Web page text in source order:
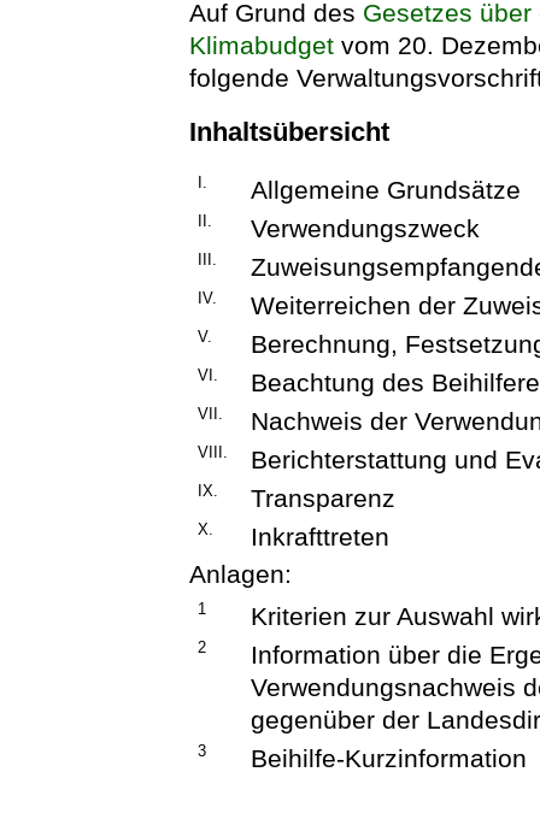
Auf Grund des Gesetzes
Klimabudget vom 20.
folgende
Inhaltsübersicht
I. Allgemeine Grundsätze
II. Verwendungszweck
III.
IV. Weiterreichen der
V. Berechnung,
VI. Beachtung des
VII. Nachweis der
VIII. Berichterstattung und
IX. Transparenz
X.
Inkrafttreten
Anlagen:
1 Kriterien zur Auswahl
2
Information über die
Verwendungsnachweis
gegenüber der
3 Beihilfe-Kurzinformation